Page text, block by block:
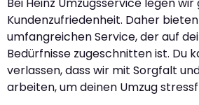
Kundenzufriedenheit. Daher
umfangreichen Service, der auf
Bedürfnisse zugeschnitten ist. Du
verlassen, dass wir mit Sorgfalt
arbeiten, um deinen Umzug